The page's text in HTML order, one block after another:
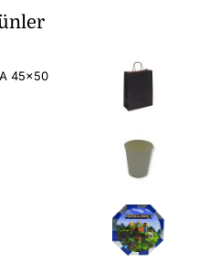
45x50